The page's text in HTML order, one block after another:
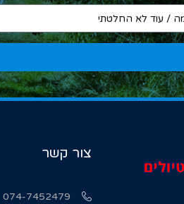
צור קשר
074-7452479